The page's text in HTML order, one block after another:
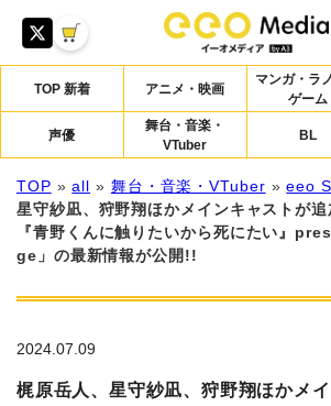
TOP 新着 アニメ・映画
マンガ・ラ
ゲーム
声優
舞台・音楽・
VTuber
BL
TOP »all » 舞台・音楽・VTuber »eeo
星守紗凪、狩野翔ほかメインキャストが追
『青野くんに触りたいから死にたい』
ge」の最新情報が公開!!
2024.07.09
梶原岳人、星守紗凪、狩野翔ほかメ